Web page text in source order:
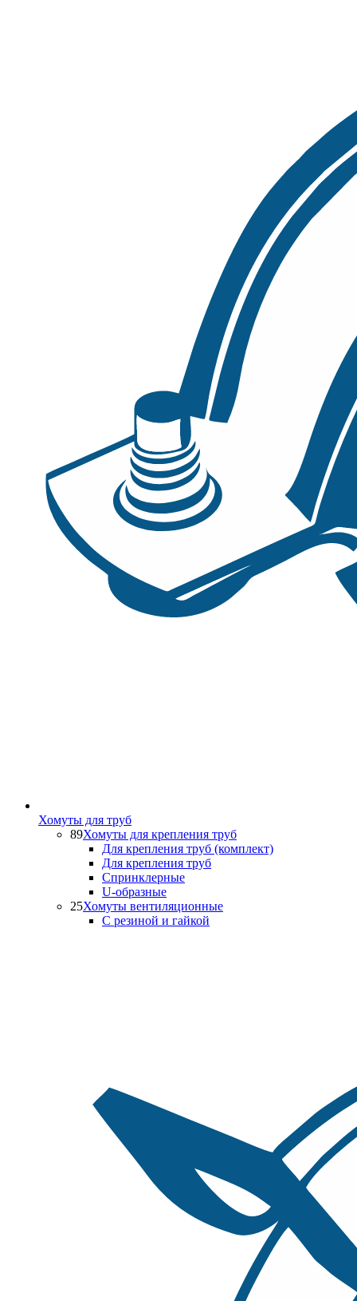
Хомуты для труб
89Хомуты для крепления труб
Для крепления труб (комплект)
Для крепления труб
Спринклерные
U-образные
25Хомуты вентиляционные
С резиной и гайкой